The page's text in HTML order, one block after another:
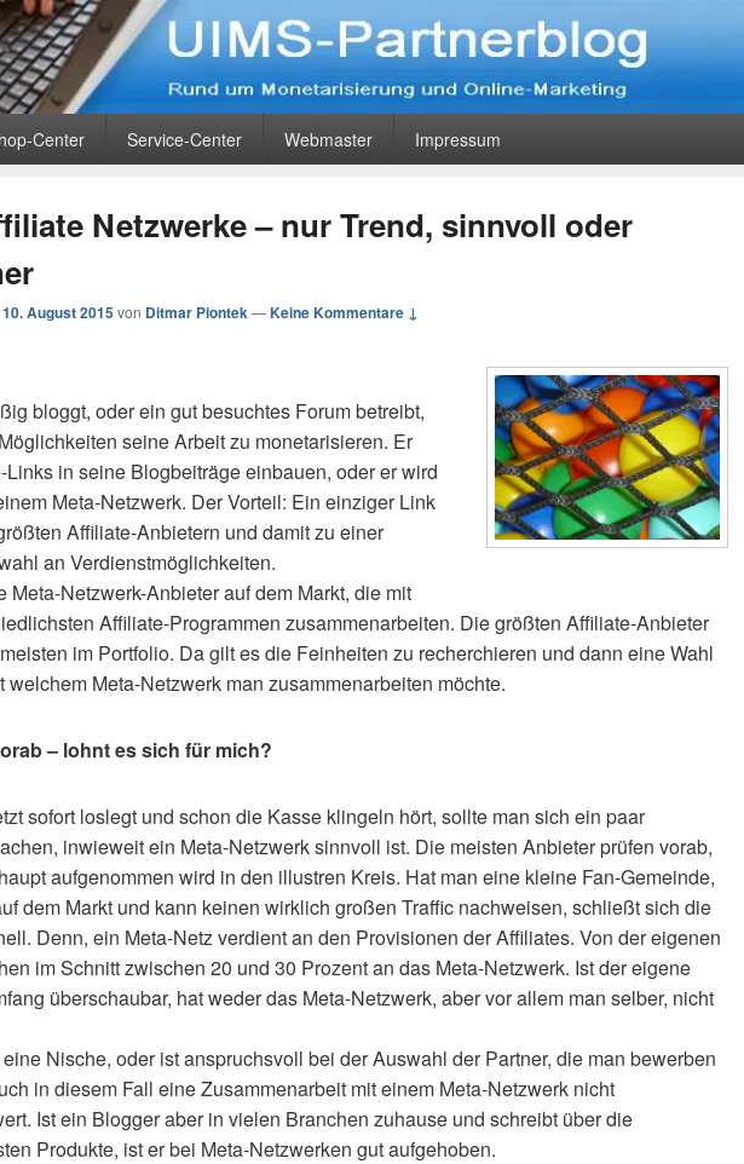
Center Service-Center Webmaster Impressum
Netzwerke – nur Trend, sinnvoll oder
10. August 2015von Ditmar Piontek—Keine Kommentare ↓
bloggt, oder ein gut besuchtes Forum betreibt,
seine Arbeit zu monetarisieren. Er
Links in seine Blogbeiträge einbauen, oder er wird
Meta-Netzwerk. Der Vorteil: Ein einziger Link
Affiliate-Anbietern und damit zu einer
an Verdienstmöglichkeiten.
Meta-Netzwerk-Anbieter auf dem Markt, die mit
Affiliate-Programmen zusammenarbeiten. Die größten Affiliate-Anbieter
im Portfolio. Da gilt es die Feinheiten zu recherchieren und dann eine Wahl
welchem Meta-Netzwerk man zusammenarbeiten möchte.
– lohnt es sich für mich?
sofort loslegt und schon die Kasse klingeln hört, sollte man sich ein paar
inwieweit ein Meta-Netzwerk sinnvoll ist. Die meisten Anbieter prüfen vorab,
aufgenommen wird in den illustren Kreis. Hat man eine kleine Fan-Gemeinde,
dem Markt und kann keinen wirklich großen Traffic nachweisen, schließt sich die
Denn, ein Meta-Netz verdient an den Provisionen der Affiliates. Von der eigenen
im Schnitt zwischen 20 und 30 Prozent an das Meta-Netzwerk. Ist der eigene
überschaubar, hat weder das Meta-Netzwerk, aber vor allem man selber, nicht
Nische, oder ist anspruchsvoll bei der Auswahl der Partner, die man bewerben
in diesem Fall eine Zusammenarbeit mit einem Meta-Netzwerk nicht
Ist ein Blogger aber in vielen Branchen zuhause und schreibt über die
Produkte, ist er bei Meta-Netzwerken gut aufgehoben.